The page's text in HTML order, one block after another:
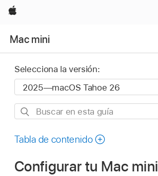
Apple
Mac mini
Selecciona la versión:
Buscar
esta
Tabla de contenido
Configurar tu Mac mini